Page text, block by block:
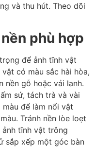
và thu hút. Theo dõi
phù hợp
để ảnh tĩnh vật
có màu sắc hài hòa,
nền gỗ hoặc vải lanh.
sứ, tách trà và vài
để làm nổi vật
Tránh nền lòe loẹt
tĩnh vật trông
sắp xếp một góc bàn